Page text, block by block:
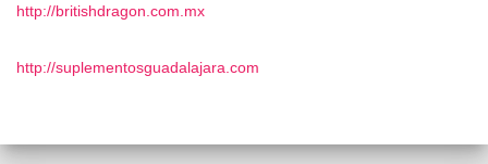
http://britishdragon.com.mx
http://suplementosguadalajara.com